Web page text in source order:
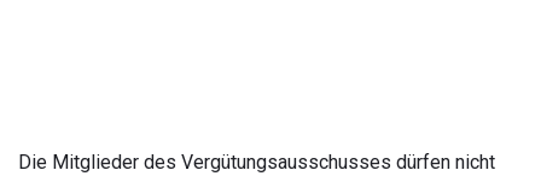
Die Mitglieder des Vergütungsausschusses dürfen nicht